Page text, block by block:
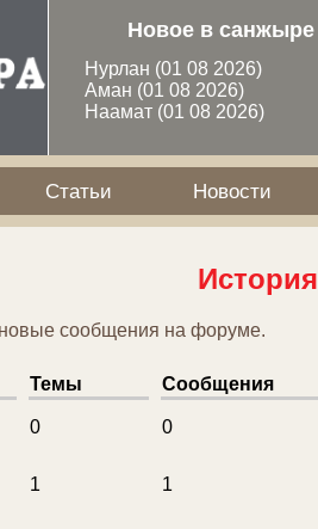
Новое в санжыре
Нурлан (01 08 2026)
Аман (01 08 2026)
Наамат (01 08 2026)
Статьи Новости
История
новые сообщения на форуме.
Темы Сообщения
0 0
1 1